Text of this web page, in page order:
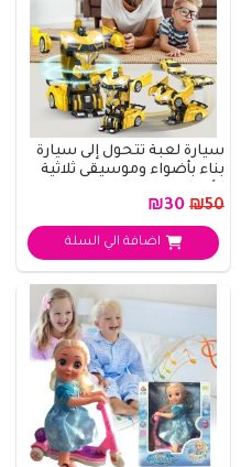
سيارة لعبة تتحول إلى سيارة
بناء بأضواء وموسيقى ثلاثية
₪50
اضافة الي السلة